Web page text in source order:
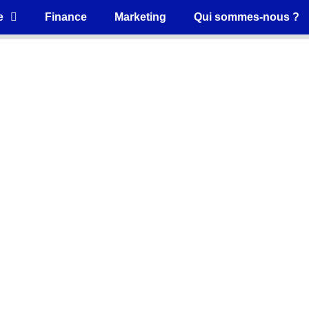
Finance Marketing Qui sommes-nous ?